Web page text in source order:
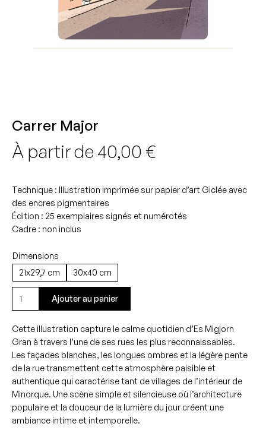
Carrer Major
À partir de 40,00 €
Technique : Illustration imprimée sur papier d’art Giclée avec
des encres pigmentaires
Édition : 25 exemplaires signés et numérotés
Cadre : non inclus
Dimensions
21x29,7 cm
30x40 cm
quantité
de
Major
Ajouter au panier
Cette illustration capture le calme quotidien d’Es Migjorn
Gran à travers l’une de ses rues les plus reconnaissables.
Les façades blanches, les longues ombres et la légère pente
de la rue transmettent cette atmosphère paisible et
authentique qui caractérise tant de villages de l’intérieur de
Minorque. Une scène simple et silencieuse où l’architecture
populaire et la douceur de la lumière du jour créent une
ambiance intime et intemporelle.